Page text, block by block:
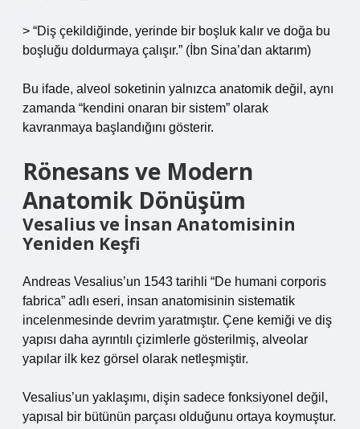
> “Diş çekildiğinde, yerinde bir boşluk kalır ve doğa bu
boşluğu doldurmaya çalışır.” (İbn Sina’dan aktarım)
Bu ifade, alveol soketinin yalnızca anatomik değil, aynı
zamanda “kendini onaran bir sistem” olarak
kavranmaya başlandığını gösterir.
Rönesans ve Modern
Anatomik Dönüşüm
Vesalius ve İnsan Anatomisinin
Yeniden Keşfi
Andreas Vesalius’un 1543 tarihli “De humani corporis
fabrica” adlı eseri, insan anatomisinin sistematik
incelenmesinde devrim yaratmıştır. Çene kemiği ve diş
yapısı daha ayrıntılı çizimlerle gösterilmiş, alveolar
yapılar ilk kez görsel olarak netleşmiştir.
Vesalius’un yaklaşımı, dişin sadece fonksiyonel değil,
yapısal bir bütünün parçası olduğunu ortaya koymuştur.